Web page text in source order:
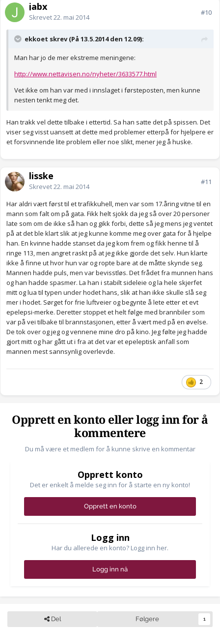
jabx
Skrevet22. mai 2014
#10
ekkoet skrev (På 13.5.2014 den 12.09):
Man har jo de mer ekstreme meningene:
http://www.nettavisen.no/nyheter/3633577.html
Vet ikke om han var med i innslaget i førsteposten, men kunne
nesten tenkt meg det.
Han trakk vel dette tilbake i ettertid. Sa han satte det på spissen. Det
viser seg visst uansett at dette med problemer etterpå for hjelpere er
et forsvinnende lite problem eller noe slikt, mener jeg å huske.
lisske
Skrevet22. mai 2014
#11
Har aldri vært først til et trafikkuhell, men var som 17.åring vitne til en
mann som falt om på gata. Fikk helt sjokk da jeg så over 20 personer
late som om de ikke så han og gikk forbi, dette så jeg mens jeg ventet
på at det ble klart slik at jeg kunne komme meg over gata for å hjelpe
han. En kvinne hadde stanset da jeg kom frem og fikk henne til å
ringe 113, men angret raskt på at jeg ikke gjorde det selv. Hun klarte
ikke å finne ut hvor hun var og ropte bare at de måtte skynde seg.
Mannen hadde puls, men var bevisstløs. Det frådet fra munnen hans
og han hadde spasmer. La han i stabilt sideleie og la hele skjerfet
mitt og lua til typen under hodet hans, slik at han ikke skulle slå seg
mer i hodet. Sørget for frie luftveier og begynte å lete etter et evt
epelepsi-merke. Deretter stoppet et helt følge med brannbiler som
var på vei tilbake til brannstasjonen, etter å vært med på en øvelse.
De tok over og jeg og vennene mine dro på kino. Jeg følte jeg hadde
gjort mitt og har gått ut i fra at det var et epeleptisk anfall som
mannen mest sannsynlig overlevde.
2
Opprett en konto eller logg inn for å
kommentere
Du må være et medlem for å kunne skrive en kommentar
Opprett konto
Det er enkelt å melde seg inn for å starte en ny konto!
Opprett en konto
Logg inn
Har du allerede en konto? Logg inn her.
Logg inn nå
Del Følgere 1